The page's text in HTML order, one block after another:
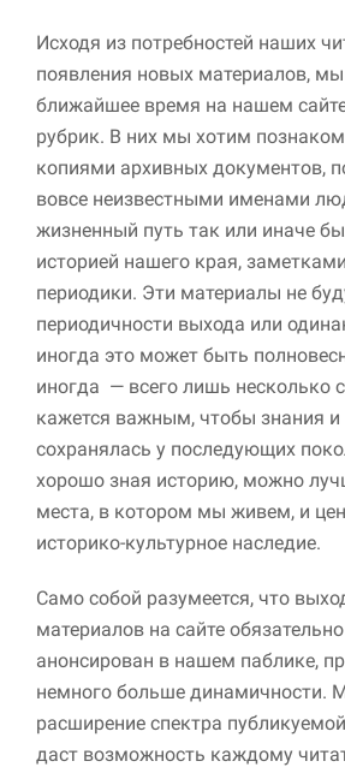
Исходя из потребностей наших
появления новых материалов,
ближайшее время на нашем
рубрик. В них мы хотим
копиями архивных документов,
вовсе неизвестными именами
жизненный путь так или иначе
историей нашего края,
периодики. Эти материалы не
периодичности выхода или
иногда это может быть
иногда — всего лишь несколько
кажется важным, чтобы знания
сохранялась у последующих
хорошо зная историю, можно
места, в котором мы живем, и
историко-культурное наследие.
Само собой разумеется, что
материалов на сайте
анонсирован в нашем паблике,
немного больше динамичности.
расширение спектра
даст возможность каждому